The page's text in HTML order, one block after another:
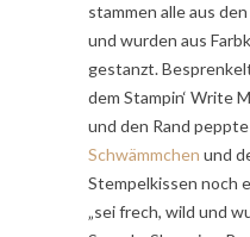
stammen alle aus
und wurden aus
gestanzt.
dem Stampin‘ Write
und den Rand
Schwämmchen und
Stempelkissen noch
„sei frech, wild und